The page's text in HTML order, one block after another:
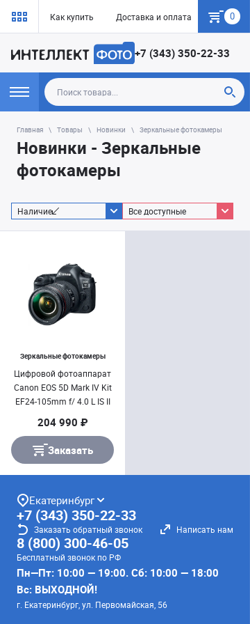
Как купить Доставка и оплата Гарантия
0
+7 (343) 350-22-33
Главная Товары Новинки Зеркальные фотокамеры
Новинки - Зеркальные
фотокамеры
Наличие Все доступные
Зеркальные фотокамеры
Цифровой фотоаппарат
Canon EOS 5D Mark IV Kit
EF24-105mm f/ 4.0 L IS II
204 990 ₽
Заказать
Екатеринбург
+7 (343) 350-22-33
Заказать обратный звонок Написать нам
8 (800) 300-46-05
Бесплатный звонок по РФ
Пн—Пт: 10:00 — 19:00. Сб: 10:00 — 18:00
Вс: ВЫХОДНОЙ!
г. Екатеринбург, ул. Первомайская, 56